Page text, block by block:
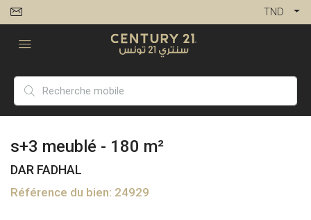
TND
s+3 meublé - 180 m²
DAR FADHAL
Référence du bien: 24929